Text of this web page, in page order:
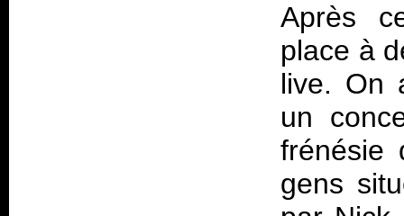
Après
place à
live. On
un
frénésie
gens